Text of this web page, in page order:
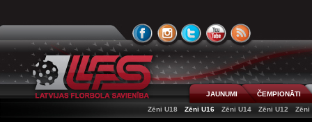
JAUNUMI
ČEMPIONĀTI
Zēni U18
Zēni U16 Zēni U14 Zēni U12 Zēni